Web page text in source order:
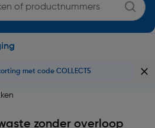
met code COLLECT5
zonder overloop